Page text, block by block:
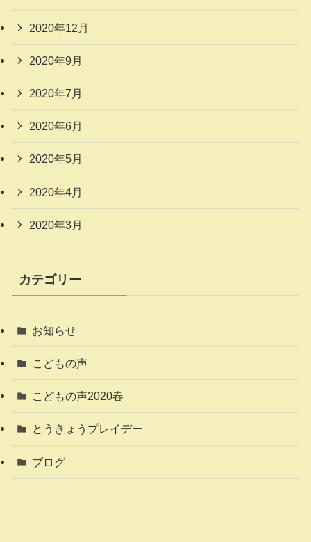
2020年12月
2020年9月
2020年7月
2020年6月
2020年5月
2020年4月
2020年3月
カテゴリー
お知らせ
こどもの声
こどもの声2020春
とうきょうプレイデー
ブログ